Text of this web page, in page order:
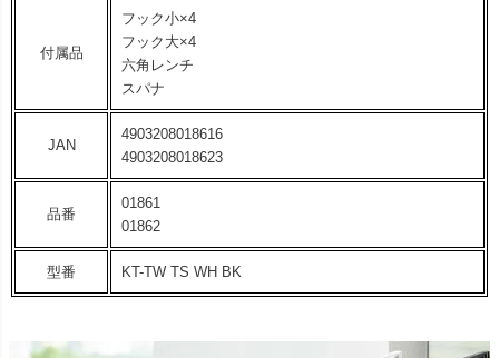
付属品
フック小×4
フック大×4
六角レンチ
スパナ
JAN
4903208018616
4903208018623
品番
01861
01862
型番 KT-TW TS WH BK